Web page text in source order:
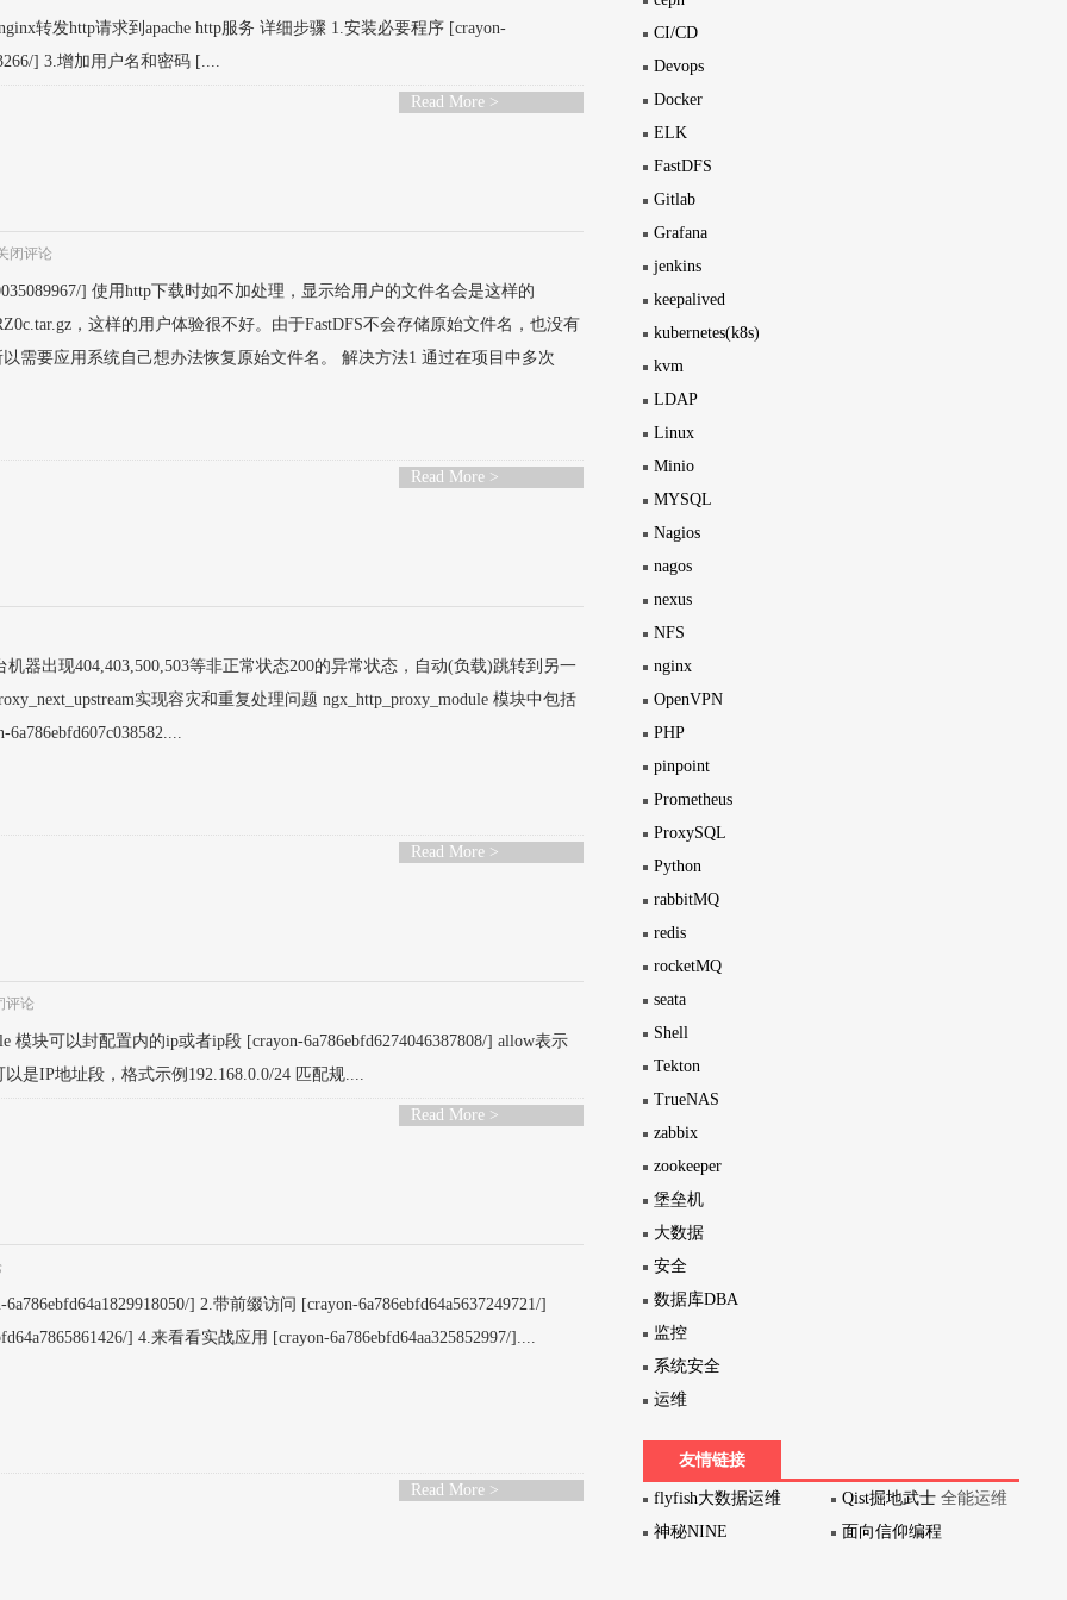
转发http请求到apache http服务 详细步骤 1.安装必要程序 [crayon-
] 3.增加用户名和密码 [....
Read More >
闭评论
] 使用http下载时如不加处理，显示给用户的文件名会是这样的
，这样的用户体验很不好。由于FastDFS不会存储原始文件名，也没有
需要应用系统自己想办法恢复原始文件名。 解决方法1 通过在项目中多次
Read More >
器出现404,403,500,503等非正常状态200的异常状态，自动(负载)跳转到另一
实现容灾和重复处理问题 ngx_http_proxy_module 模块中包括
6a786ebfd607c038582....
Read More >
评论
模块可以封配置内的ip或者ip段 [crayon-6a786ebfd6274046387808/] allow表示
是IP地址段，格式示例192.168.0.0/24 匹配规....
Read More >
] 2.带前缀访问 [crayon-6a786ebfd64a5637249721/]
] 4.来看看实战应用 [crayon-6a786ebfd64aa325852997/]....
Read More >
CI/CD
Devops
Docker
ELK
FastDFS
Gitlab
Grafana
jenkins
keepalived
kubernetes(k8s)
kvm
LDAP
Linux
Minio
MYSQL
Nagios
nagos
nexus
NFS
nginx
OpenVPN
PHP
pinpoint
Prometheus
ProxySQL
Python
rabbitMQ
redis
rocketMQ
seata
Shell
Tekton
TrueNAS
zabbix
zookeeper
堡垒机
大数据
安全
数据库DBA
监控
系统安全
运维
友情链接
flyfish大数据运维 Qist掘地武士 全能运维
神秘NINE
面向信仰编程